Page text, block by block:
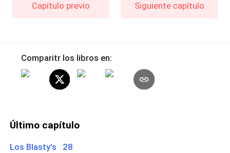
Capítulo previo Siguiente capítulo
Comparitr los libros en:
Último capítulo
Los Blasty's 28